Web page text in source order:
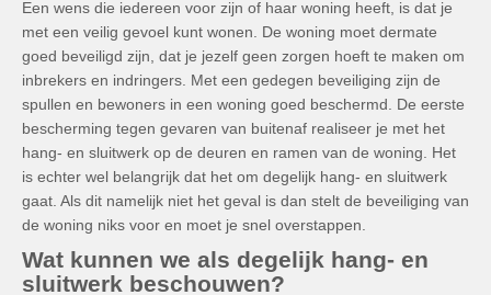
Een wens die iedereen voor zijn of haar woning heeft, is dat je
met een veilig gevoel kunt wonen. De woning moet dermate
goed beveiligd zijn, dat je jezelf geen zorgen hoeft te maken om
inbrekers en indringers. Met een gedegen beveiliging zijn de
spullen en bewoners in een woning goed beschermd. De eerste
bescherming tegen gevaren van buitenaf realiseer je met het
hang- en sluitwerk op de deuren en ramen van de woning. Het
is echter wel belangrijk dat het om degelijk hang- en sluitwerk
gaat. Als dit namelijk niet het geval is dan stelt de beveiliging van
de woning niks voor en moet je snel overstappen.
Wat kunnen we als degelijk hang- en
sluitwerk beschouwen?